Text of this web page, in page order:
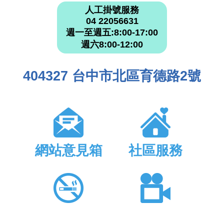
人工掛號服務
04 22056631
週一至週五:8:00-17:00
週六8:00-12:00
404327 台中市北區育德路2號
網站意見箱 社區服務